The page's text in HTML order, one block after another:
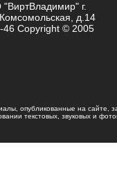
г.
д.14
46 Copyright © 2005
опубликованные на сайте,
текстовых, звуковых и